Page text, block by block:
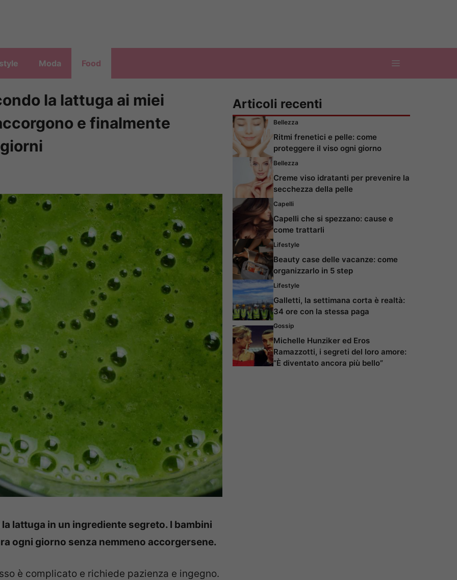
Moda Food
la lattuga ai miei
e finalmente
lattuga in un ingrediente segreto. I bambini
ogni giorno senza nemmeno accorgersene.
è complicato e richiede pazienza e ingegno.
Articoli recenti
Bellezza
Ritmi frenetici e pelle: come
proteggere il viso ogni giorno
Bellezza
Creme viso idratanti per prevenire la
secchezza della pelle
Capelli
Capelli che si spezzano: cause e
come trattarli
Lifestyle
Beauty case delle vacanze: come
organizzarlo in 5 step
Lifestyle
Galletti, la settimana corta è realtà:
34 ore con la stessa paga
Gossip
Michelle Hunziker ed Eros
Ramazzotti, i segreti del loro amore:
“È diventato ancora più bello”